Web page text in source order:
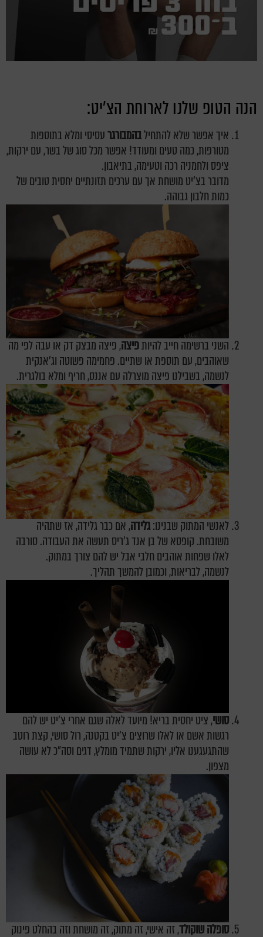
הנה הטופ שלנו לארוחת הצ'יט:
איך אפשר שלא להתחילבהמבורגרעסיסי ומלא בתוספות
מטורפות, כמה טעים ומעודד! אפשר מכל סוג של בשר, עם ירקות,
ציפס ולחמניה רכה וטעימה, בתיאבון.
מדובר בצ'יט מושחת אך עם ערכים תזונתיים יחסית טובים של
כמות חלבון גבוהה.
השני ברשימה חייב להיותפיצה, פיצה מבצק דק או עבה לפי מה
שאוהבים, עם תוספת או שתיים. פחמימה פשוטה וג'אנקית
לנשמה, בשבילנו פיצה מוצרלה עם אננס, חריף ומלא בולגרית.
לאנשי המתוק שבנינו:גלידה, אם כבר גלידה, אז שתהיה
משובחת. קופסא של בן אנד ג'ריס תעשה את העבודה. סורבה
לאלו שפחות אוהבים חלבי אבל יש להם צורך במתוק.
לנשמה, לבריאות, וכמובן להמשך תהליך.
סושי, ציט יחסית בריא! מיועד לאלה שגם אחרי צ'יט יש להם
רגשות אשם או לאלו שרוצים צ'יט בקטנה, רול סושי, קצת רוטב
שהתגעגענו אליו, ירקות שתמיד מומלץ, דגים וסה"כ לא עושה
מצפון.
סופלה שוקולד, זה אישי, זה מתוק, זה מושחת וזה בהחלט פינוק